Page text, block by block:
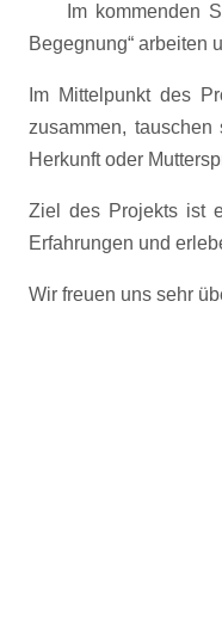
Im kommenden
Begegnung“ arbeiten
Im Mittelpunkt des
zusammen,
Herkunft oder
Ziel des Projekts ist
Erfahrungen und
Wir freuen uns sehr